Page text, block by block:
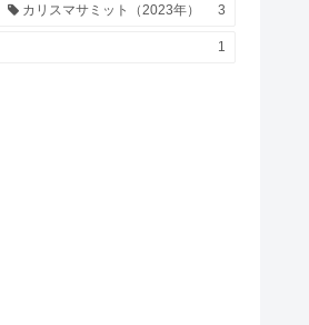
カリスマサミット（2023年） 3
1